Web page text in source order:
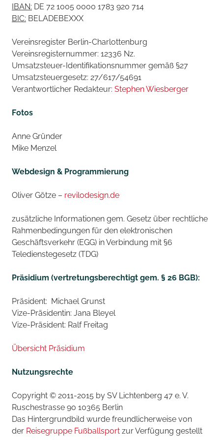
IBAN: DE 72 1005 0000 1783 920 714
BIC: BELADEBEXXX
Vereinsregister Berlin-Charlottenburg
Vereinsregisternummer: 12336 Nz.
Umsatzsteuer-Identifikationsnummer gemäß §27
Umsatzsteuergesetz: 27/617/54691
Verantwortlicher Redakteur: Stephen Wiesberger
Fotos
Anne Gründer
Mike Menzel
Webdesign & Programmierung
Oliver Götze – revilodesign.de
zusätzliche Informationen gem. Gesetz über rechtliche
Rahmenbedingungen für den elektronischen
Geschäftsverkehr (EGG) in Verbindung mit §6
Teledienstegesetz (TDG)
Präsidium (vertretungsberechtigt gem. § 26 BGB):
Präsident: Michael Grunst
Vize-Präsidentin: Jana Bleyel
Vize-Präsident: Ralf Freitag
Übersicht Präsidium
Nutzungsrechte
Copyright © 2011-2015 by SV Lichtenberg 47 e. V.
Ruschestrasse 90 10365 Berlin
Das Hintergrundbild wurde freundlicherweise von
der Reisegruppe Fußballsport zur Verfügung gestellt